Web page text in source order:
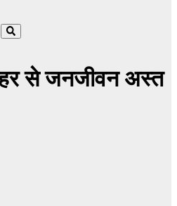
से जनजीवन अस्त